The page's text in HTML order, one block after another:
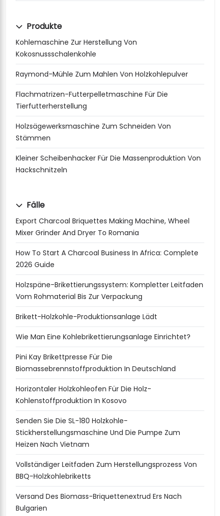
Produkte
Kohlemaschine Zur Herstellung Von
Kokosnussschalenkohle
Raymond-Mühle Zum Mahlen Von Holzkohlepulver
Flachmatrizen-Futterpelletmaschine Für Die
Tierfutterherstellung
Holzsägewerksmaschine Zum Schneiden Von
Stämmen
Kleiner Scheibenhacker Für Die Massenproduktion Von
Hackschnitzeln
Fälle
Export Charcoal Briquettes Making Machine, Wheel
Mixer Grinder And Dryer To Romania
How To Start A Charcoal Business In Africa: Complete
2026 Guide
Holzspäne-Brikettierungssystem: Kompletter Leitfaden
Vom Rohmaterial Bis Zur Verpackung
Brikett-Holzkohle-Produktionsanlage Lädt
Wie Man Eine Kohlebrikettierungsanlage Einrichtet?
Pini Kay Brikettpresse Für Die
Biomassebrennstoffproduktion In Deutschland
Horizontaler Holzkohleofen Für Die Holz-
Kohlenstoffproduktion In Kosovo
Senden Sie Die SL-180 Holzkohle-
Stickherstellungsmaschine Und Die Pumpe Zum
Heizen Nach Vietnam
Vollständiger Leitfaden Zum Herstellungsprozess Von
BBQ-Holzkohlebriketts
Versand Des Biomass-Briquettenextrud Ers Nach
Bulgarien